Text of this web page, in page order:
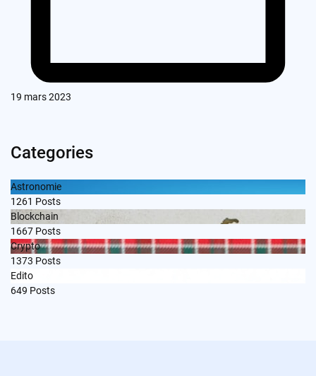
19 mars 2023
Categories
Astronomie
1261 Posts
Blockchain
1667 Posts
Crypto
1373 Posts
Edito
649 Posts